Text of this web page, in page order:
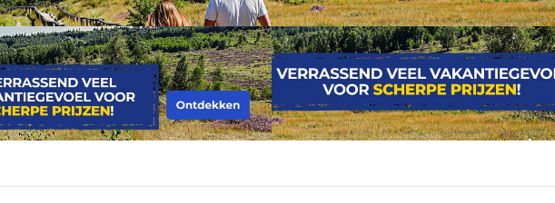
INCL. ONTBIJT KINDERKORTING